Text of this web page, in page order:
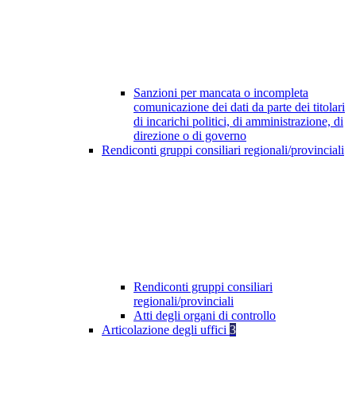
Sanzioni per mancata o incompleta
comunicazione dei dati da parte dei titolari
di incarichi politici, di amministrazione, di
direzione o di governo
Rendiconti gruppi consiliari regionali/provinciali
Rendiconti gruppi consiliari
regionali/provinciali
Atti degli organi di controllo
Articolazione degli uffici 3